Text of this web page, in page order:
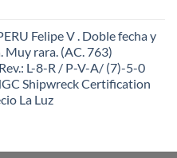
Felipe V . Doble fecha y
Muy rara. (AC. 763)
L-8-R / P-V-A/ (7)-5-0
Shipwreck Certification
La Luz